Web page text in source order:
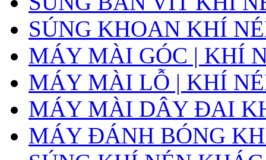
SÚNG KHOAN KHÍ
MÁY MÀI GÓC | KHÍ
MÁY MÀI LỖ | KHÍ
MÁY MÀI DÂY ĐAI
MÁY ĐÁNH BÓNG